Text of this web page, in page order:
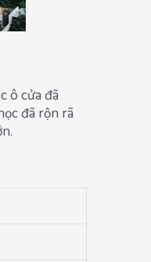
ô cửa đã
đã rộn rã